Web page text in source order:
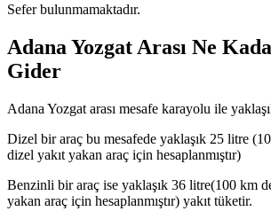
Sefer bulunmamaktadır.
Adana Yozgat Arası Ne
Gider
Adana Yozgat arası mesafe karayolu ile
Dizel bir araç bu mesafede yaklaşık 25 litre
dizel yakıt yakan araç için hesaplanmıştır)
Benzinli bir araç ise yaklaşık 36 litre(100 km
yakan araç için hesaplanmıştır) yakıt tüketir.